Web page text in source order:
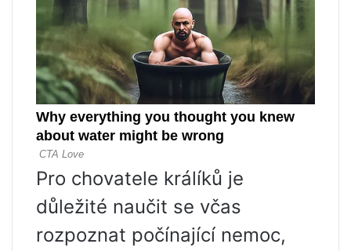
Pro chovatele králíků je
důležité naučit se včas
rozpoznat počínající nemoc,